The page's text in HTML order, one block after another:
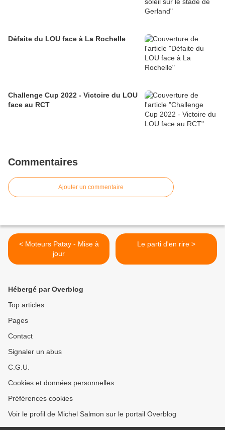
Défaite du LOU face à La Rochelle
Challenge Cup 2022 - Victoire du LOU
face au RCT
Commentaires
Ajouter un commentaire
< Moteurs Patay - Mise à
jour
Le parti d'en rire >
Hébergé par Overblog
Top articles
Pages
Contact
Signaler un abus
C.G.U.
Cookies et données personnelles
Préférences cookies
Voir le profil de Michel Salmon sur le portail Overblog